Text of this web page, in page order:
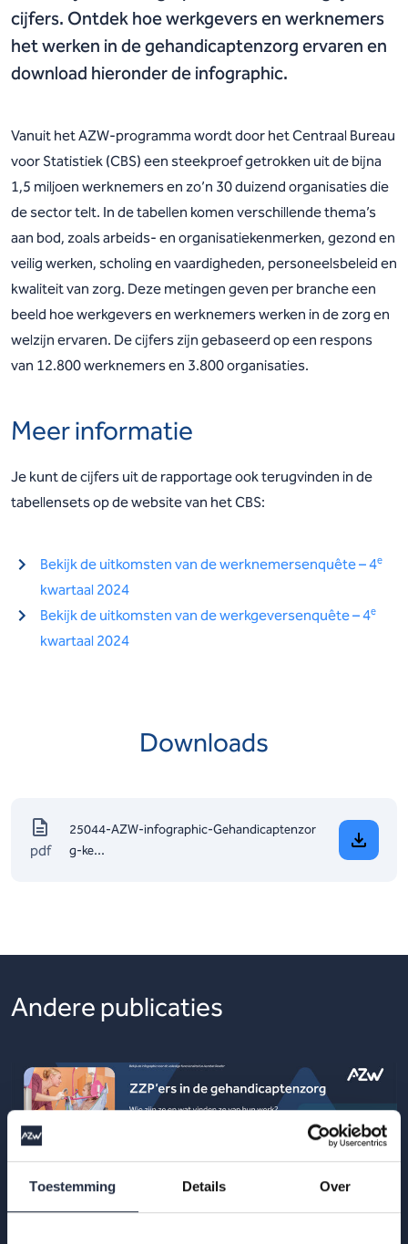
Toestemming Details Over
cijfers. Ontdek hoe werkgevers en werknemers
het werken in de gehandicaptenzorg ervaren en
download hieronder de infographic.
Vanuit het AZW-programma wordt door het Centraal Bureau
voor Statistiek (CBS) een steekproef getrokken uit de bijna
1,5 miljoen werknemers en zo’n 30 duizend organisaties die
de sector telt. In de tabellen komen verschillende thema’s
aan bod, zoals arbeids- en organisatiekenmerken, gezond en
veilig werken, scholing en vaardigheden, personeelsbeleid en
kwaliteit van zorg. Deze metingen geven per branche een
beeld hoe werkgevers en werknemers werken in de zorg en
welzijn ervaren. De cijfers zijn gebaseerd op een respons
van 12.800 werknemers en 3.800 organisaties.
Meer informatie
Je kunt de cijfers uit de rapportage ook terugvinden in de
tabellensets op de website van het CBS:
Bekijk de uitkomsten van de werknemersenquête – 4e
kwartaal 2024
Bekijk de uitkomsten van de werkgeversenquête – 4e
kwartaal 2024
Downloads
pdf
25044-AZW-infographic-Gehandicaptenzor
g-ke...
Andere publicaties